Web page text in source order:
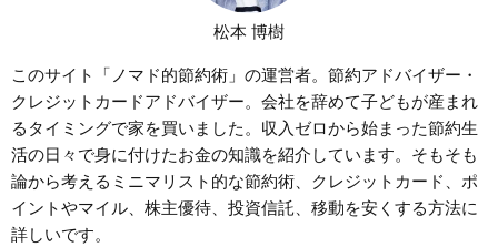
松本 博樹
このサイト「ノマド的節約術」の運営者。節約アドバイザー・
クレジットカードアドバイザー。会社を辞めて子どもが産まれ
るタイミングで家を買いました。収入ゼロから始まった節約生
活の日々で身に付けたお金の知識を紹介しています。そもそも
論から考えるミニマリスト的な節約術、クレジットカード、ポ
イントやマイル、株主優待、投資信託、移動を安くする方法に
詳しいです。